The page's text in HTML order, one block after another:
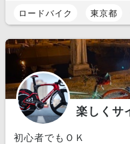
ロードバイク 東京都
楽しくサ
初心者でもＯＫ